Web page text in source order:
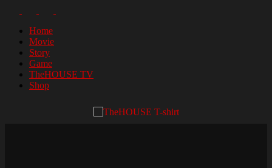
Home
Movie
Story
Game
TheHOUSE TV
Shop